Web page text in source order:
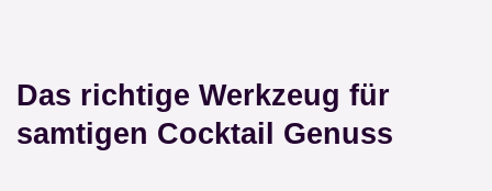
Das richtige Werkzeug für
samtigen Cocktail Genuss